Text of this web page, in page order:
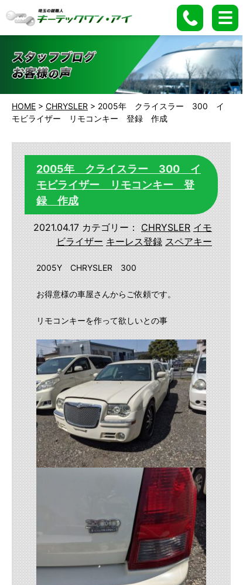
HOME > CHRYSLER > 2005年 クライスラー 300 イ
モビライザー リモコンキー 登録 作成
2005年 クライスラー 300 イ
モビライザー リモコンキー 登
録 作成
2021.04.17 カテゴリー： CHRYSLER イモ
ビライザー キーレス登録 スペアキー
2005Y CHRYSLER 300
お得意様の車屋さんからご依頼です。
リモコンキーを作って欲しいとの事